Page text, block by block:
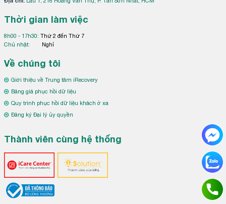
Thời gian làm việc
8h00 - 17h30: Thứ 2 đến Thứ 7
Chủ nhật:
Nghỉ
Về chúng tôi
Giới thiệu về Trung tâm iRecovery
Bảng giá phục hồi dữ liệu
Quy trình phục hồi dữ liệu khách ở xa
Đăng ký Đại lý ủy quyền
Thành viên cùng hệ thống